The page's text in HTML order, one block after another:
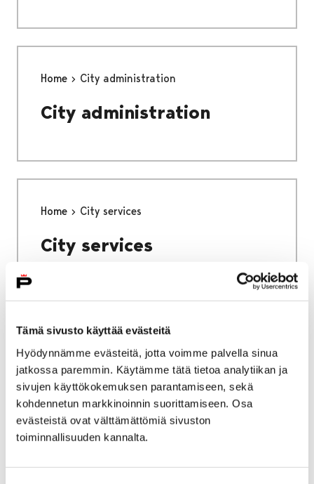
Tämä sivusto käyttää evästeitä
Hyödynnämme evästeitä, jotta voimme palvella sinua
jatkossa paremmin. Käytämme tätä tietoa analytiikan ja
sivujen käyttökokemuksen parantamiseen, sekä
kohdennetun markkinoinnin suorittamiseen. Osa
evästeistä ovat välttämättömiä sivuston
toiminnallisuuden kannalta.
Home City administration
City administration
Home City services
City services
Why Pori